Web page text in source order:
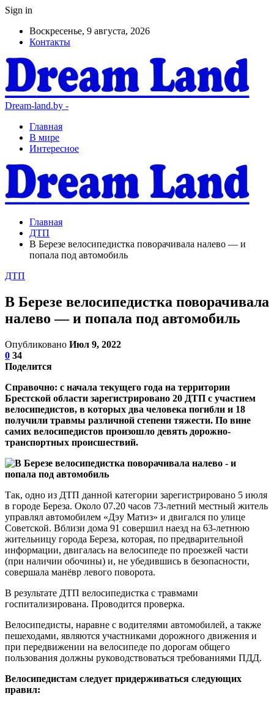
Sign in
Воскресенье, 9 августа, 2026
Контакты
Dream-land.by -
Главная
В мире
Интересное
Главная
ДТП
В Березе велосипедистка поворачивала налево — и
попала под автомобиль
ДТП
В Березе велосипедистка поворачивала
налево — и попала под автомобиль
Опубликовано Июл 9, 2022
0 34
Поделится
Справочно: с начала текущего года на территории
Брестской области зарегистрировано 20 ДТП с участием
велосипедистов, в которых два человека погибли и 18
получили травмы различной степени тяжести. По вине
самих велосипедистов произошло девять дорожно-
транспортных происшествий.
Так, одно из ДТП данной категории зарегистрировано 5 июля
в городе Береза. Около 07.20 часов 73-летний местный житель
управлял автомобилем «Дэу Матиз» и двигался по улице
Советской. Вблизи дома 91 совершил наезд на 63-летнюю
жительницу города Береза, которая, по предварительной
информации, двигалась на велосипеде по проезжей части
(при наличии обочины) и, не убедившись в безопасности,
совершала манёвр левого поворота.
В результате ДТП велосипедистка с травмами
госпитализирована. Проводится проверка.
Велосипедисты, наравне с водителями автомобилей, а также
пешеходами, являются участниками дорожного движения и
при передвижении на велосипеде по дорогам общего
пользования должны руководствоваться требованиями ПДД.
Велосипедистам следует придерживаться следующих
правил: